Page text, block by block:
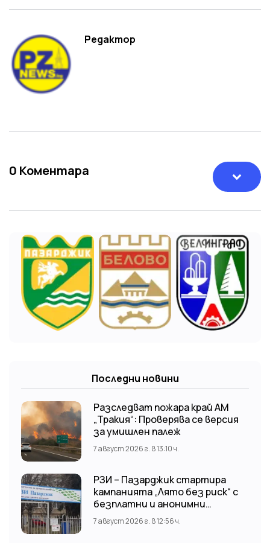
Редактор
0 Коментара
Последни новини
Разследват пожара край АМ
„Тракия“: Проверява се версия
за умишлен палеж
7 август 2026 г. в 13:10 ч.
РЗИ – Пазарджик стартира
кампанията „Лято без риск“ с
безплатни и анонимни
изследвания за ХИВ
7 август 2026 г. в 12:56 ч.